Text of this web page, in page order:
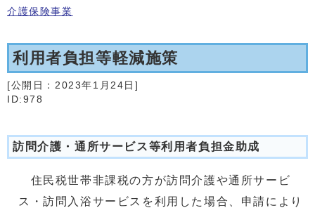
介護保険事業
利用者負担等軽減施策
[公開日： 2023年1月24日 ]
ID:978
訪問介護・通所サービス等利用者負担金助成
住民税世帯非課税の方が訪問介護や通所サービ
ス・訪問入浴サービスを利用した場合、申請により